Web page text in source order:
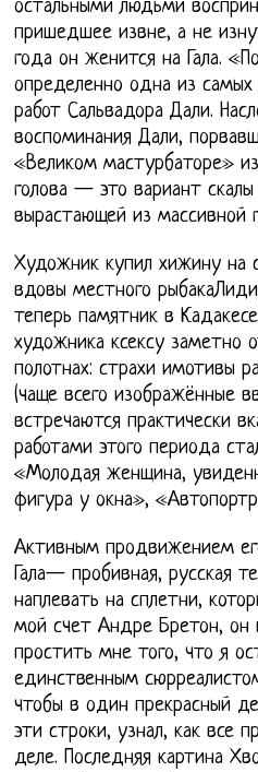
остальными людьми
пришедшее извне, а не
года он женится на Гала.
определенно одна из
работ Сальвадора Дали.
воспоминания Дали,
«Великом мастурбаторе»
голова — это вариант
вырастающей из массивной
Художник купил хижину на
вдовы местного
теперь памятник в
художника ксексу заметно
полотнах: страхи имотивы
(чаще всего изображённые
встречаются практически
работами этого периода
«Молодая женщина,
фигура у окна»,
Активным продвижением
Гала— пробивная, русская
наплевать на сплетни,
мой счет Андре Бретон, он
простить мне того, что я
единственным
чтобы в один прекрасный
эти строки, узнал, как все
деле. Последняя картина